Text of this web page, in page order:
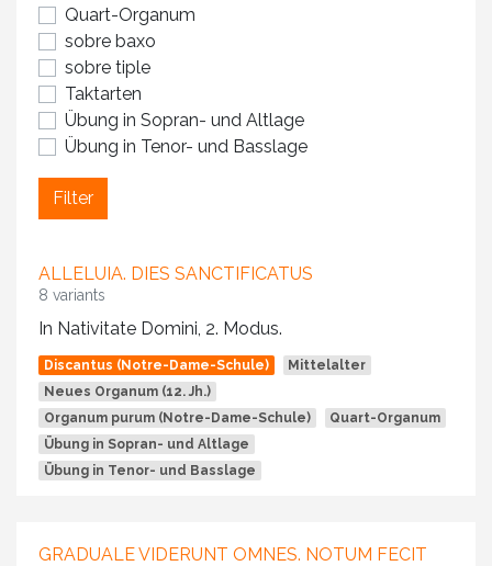
ALLELUIA. DIES SANCTIFICATUS
8 variants
In Nativitate Domini, 2. Modus.
Discantus (Notre-Dame-Schule)
Mittelalter
Neues Organum (12. Jh.)
Organum purum (Notre-Dame-Schule)
Quart-Organum
Übung in Sopran- und Altlage
Übung in Tenor- und Basslage
GRADUALE VIDERUNT OMNES. NOTUM FECIT
Quart-Organum
sobre baxo
sobre tiple
Taktarten
Übung in Sopran- und Altlage
Übung in Tenor- und Basslage
Filter